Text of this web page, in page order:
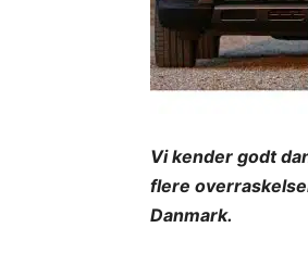
Vi kender godt
flere
Danmark.